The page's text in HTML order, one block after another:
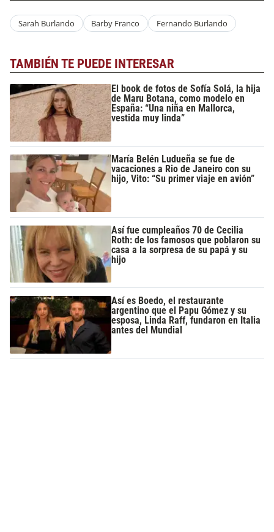
Sarah Burlando Barby Franco Fernando Burlando
TAMBIÉN TE PUEDE INTERESAR
El book de fotos de Sofía Solá, la hija
de Maru Botana, como modelo en
España: “Una niña en Mallorca,
vestida muy linda”
María Belén Ludueña se fue de
vacaciones a Rio de Janeiro con su
hijo, Vito: “Su primer viaje en avión”
Así fue cumpleaños 70 de Cecilia
Roth: de los famosos que poblaron su
casa a la sorpresa de su papá y su
hijo
Así es Boedo, el restaurante
argentino que el Papu Gómez y su
esposa, Linda Raff, fundaron en Italia
antes del Mundial